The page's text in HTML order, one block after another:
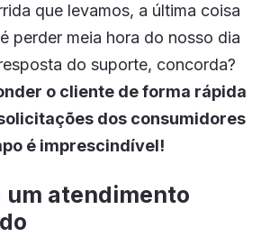
que levamos, a última coisa
perder meia hora do nosso dia
do suporte, concorda?
o cliente de forma rápida
dos consumidores
é imprescindível!
um atendimento